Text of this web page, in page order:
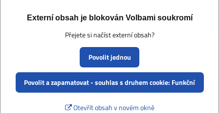
Externí obsah je blokován Volbami soukromí
Přejete si načíst externí obsah?
Povolit jednou
Povolit a zapamatovat - souhlas s druhem cookie: Funkční
Otevřít obsah v novém okně